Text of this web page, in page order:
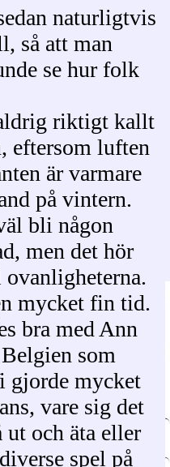
naturligtvis
så att man
se hur folk
riktigt kallt
eftersom luften
är varmare
på vintern.
bli någon
men det hör
mycket fin tid.
bra med Ann
som
gjorde mycket
vare sig det
ut och äta eller
spel på